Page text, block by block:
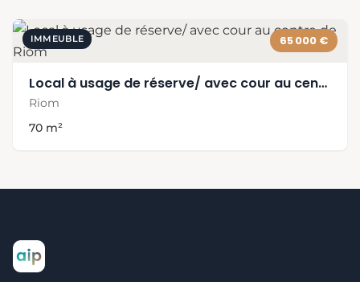
IMMEUBLE 65 000 €
Local à usage de réserve/ avec cour au centre de Riom
Riom
70 m²